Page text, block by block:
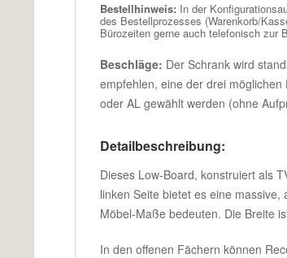
Bestellhinweis: In der
des Bestellprozesses (Warenkorb/
Bürozeiten gerne auch telefonisch zur
Beschläge: Der Schrank wird
empfehlen, eine der drei
oder AL gewählt werden (ohne
Detailbeschreibung:
Dieses Low-Board, konstruiert als
linken Seite bietet es eine
Möbel-Maße bedeuten. Die Breite
In den offenen Fächern können